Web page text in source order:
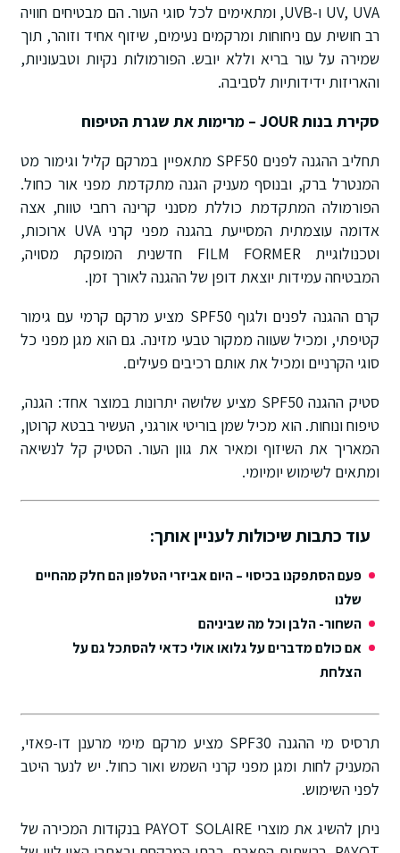
UV, UVA ו-UVB, ומתאימים לכל סוגי העור. הם מבטיחים חוויה
רב חושית עם ניחוחות ומרקמים נעימים, שיזוף אחיד וזוהר, תוך
שמירה על עור בריא וללא יובש. הפורמולות נקיות וטבעוניות,
והאריזות ידידותיות לסביבה.
סקירת בנות JOUR – מרימות את שגרת הטיפוח
תחליב ההגנה לפנים SPF50 מתאפיין במרקם קליל וגימור מט
המנטרל ברק, ובנוסף מעניק הגנה מתקדמת מפני אור כחול.
הפורמולה המתקדמת כוללת מסנני קרינה רחבי טווח, אצה
אדומה עוצמתית המסייעת בהגנה מפני קרני UVA ארוכות,
וטכנולוגיית FILM FORMER חדשנית המופקת מסויה,
המבטיחה עמידות יוצאת דופן של ההגנה לאורך זמן.
קרם ההגנה לפנים ולגוף SPF50 מציע מרקם קרמי עם גימור
קטיפתי, ומכיל שעווה ממקור טבעי מזינה. גם הוא מגן מפני כל
סוגי הקרניים ומכיל את אותם רכיבים פעילים.
סטיק ההגנה SPF50 מציע שלושה יתרונות במוצר אחד: הגנה,
טיפוח ונוחות. הוא מכיל שמן בוריטי אורגני, העשיר בבטא קרוטן,
המאריך את השיזוף ומאיר את גוון העור. הסטיק קל לנשיאה
ומתאים לשימוש יומיומי.
עוד כתבות שיכולות לעניין אותך:
פעם הסתפקנו בכיסוי – היום אביזרי הטלפון הם חלק מהחיים
שלנו
השחור- הלבן וכל מה שביניהם
אם כולם מדברים על גלואו אולי כדאי להסתכל גם על
הצלחת
תרסיס מי ההגנה SPF30 מציע מרקם מימי מרענן דו-פאזי,
המעניק לחות ומגן מפני קרני השמש ואור כחול. יש לנער היטב
לפני השימוש.
ניתן להשיג את מוצרי PAYOT SOLAIRE בנקודות המכירה של